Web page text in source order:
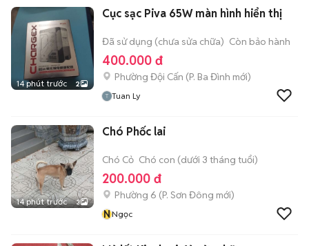
14 phút trước 2
Cục sạc Piva 65W màn hình hiển thị
Đã sử dụng (chưa sửa chữa) Còn bảo hành
400.000 đ
Phường Đội Cấn (P. Ba Đình mới)
Tuan Ly
14 phút trước 3
Chó Phốc lai
Chó Cỏ Chó con (dưới 3 tháng tuổi)
200.000 đ
Phường 6 (P. Sơn Đông mới)
NNgọc